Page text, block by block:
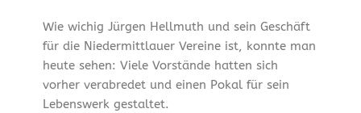
Wie wichig Jürgen Hellmuth und sein Geschäft
für die Niedermittlauer Vereine ist, konnte man
heute sehen: Viele Vorstände hatten sich
vorher verabredet und einen Pokal für sein
Lebenswerk gestaltet.